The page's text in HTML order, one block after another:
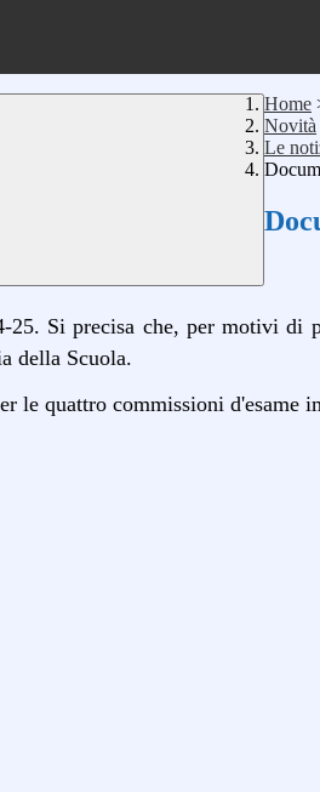
Home
Novità
Le
Si precisa che, per motivi
della Scuola.
le quattro commissioni d'esame